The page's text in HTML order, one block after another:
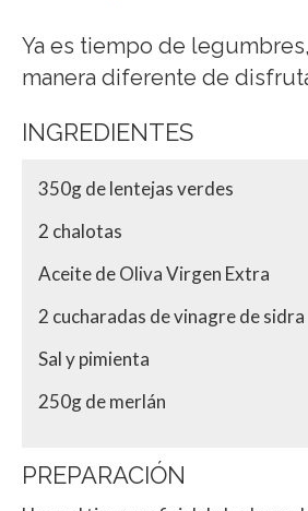
Ya es tiempo de
manera diferente de
INGREDIENTES
350g de lentejas verdes
2 chalotas
Aceite de Oliva Virgen Extra
2 cucharadas de vinagre de sidra
Sal y pimienta
250g de merlán
PREPARACIÓN